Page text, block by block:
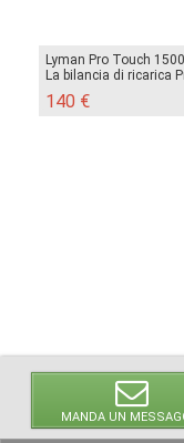
MANDA UN
Lyman Pro Touch 1500
La bilancia di ricarica
140 €